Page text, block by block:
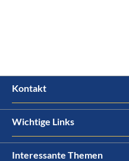
Kontakt
Wichtige Links
Interessante Themen